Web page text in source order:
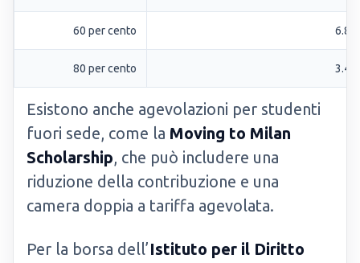
60 per cento
80 per cento
Esistono anche agevolazioni per studenti
fuori sede, come la Moving to Milan
Scholarship, che può includere una
riduzione della contribuzione e una
camera doppia a tariffa agevolata.
Per la borsa dell’Istituto per il Diritto